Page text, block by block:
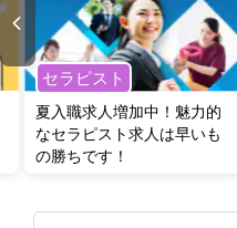
セラピスト
夏入職求人増加中！魅力的
なセラピスト求人は早いも
の勝ちです！